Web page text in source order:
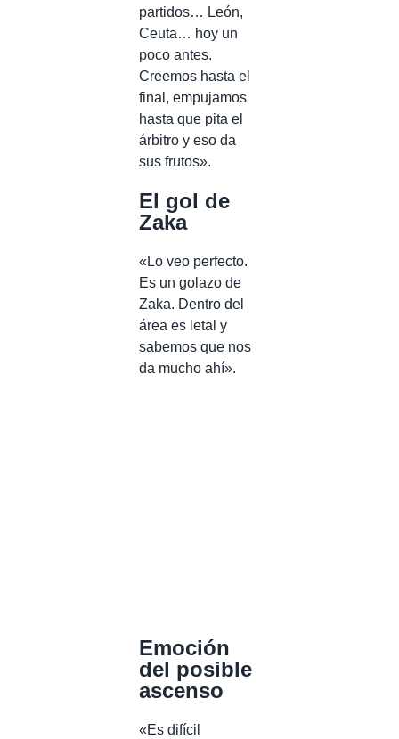
partidos… León,
Ceuta… hoy un
poco antes.
Creemos hasta el
final, empujamos
hasta que pita el
árbitro y eso da
sus frutos».
El gol de
Zaka
«Lo veo perfecto.
Es un golazo de
Zaka. Dentro del
área es letal y
sabemos que nos
da mucho ahí».
Emoción
del posible
ascenso
«Es difícil